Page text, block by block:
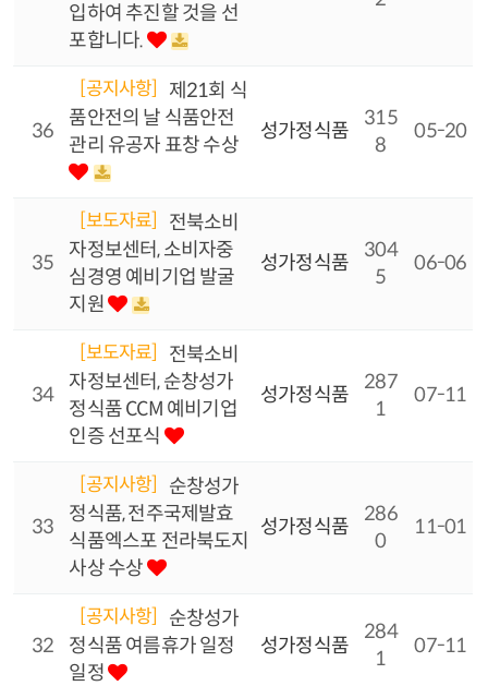
입하여 추진할 것을 선
포합니다.
36
[공지사항]
제21회 식
품안전의 날 식품안전
관리 유공자 표창 수상
성가정식품
315
8
05-20
35
[보도자료]
전북소비
자정보센터, 소비자중
심경영 예비기업 발굴
지원
성가정식품
304
5
06-06
34
[보도자료]
전북소비
자정보센터, 순창성가
정식품 CCM 예비기업
인증 선포식
성가정식품
287
1
07-11
33
[공지사항]
순창성가
정식품, 전주국제발효
식품엑스포 전라북도지
사상 수상
성가정식품
286
0
11-01
32
[공지사항]
순창성가
정식품 여름휴가 일정
일정
성가정식품
284
1
07-11